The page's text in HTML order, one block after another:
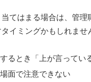
てはまる場合は、管理
イミングかもしれませ
るとき「上が言ってい
面で注意できない